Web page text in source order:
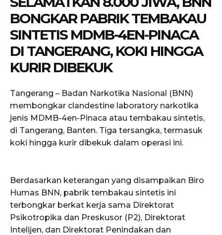
BONGKAR PABRIK TEMBAKAU
SINTETIS MDMB-4EN-PINACA
DI TANGERANG, KOKI HINGGA
KURIR DIBEKUK
Tangerang – Badan Narkotika Nasional (BNN)
membongkar clandestine laboratory narkotika
jenis MDMB-4en-Pinaca atau tembakau sintetis,
di Tangerang, Banten. Tiga tersangka, termasuk
koki hingga kurir dibekuk dalam operasi ini.
Berdasarkan keterangan yang disampaikan Biro
Humas BNN, pabrik tembakau sintetis ini
terbongkar berkat kerja sama Direktorat
Psikotropika dan Preskusor (P2), Direktorat
Intelijen, dan Direktorat Penindakan dan